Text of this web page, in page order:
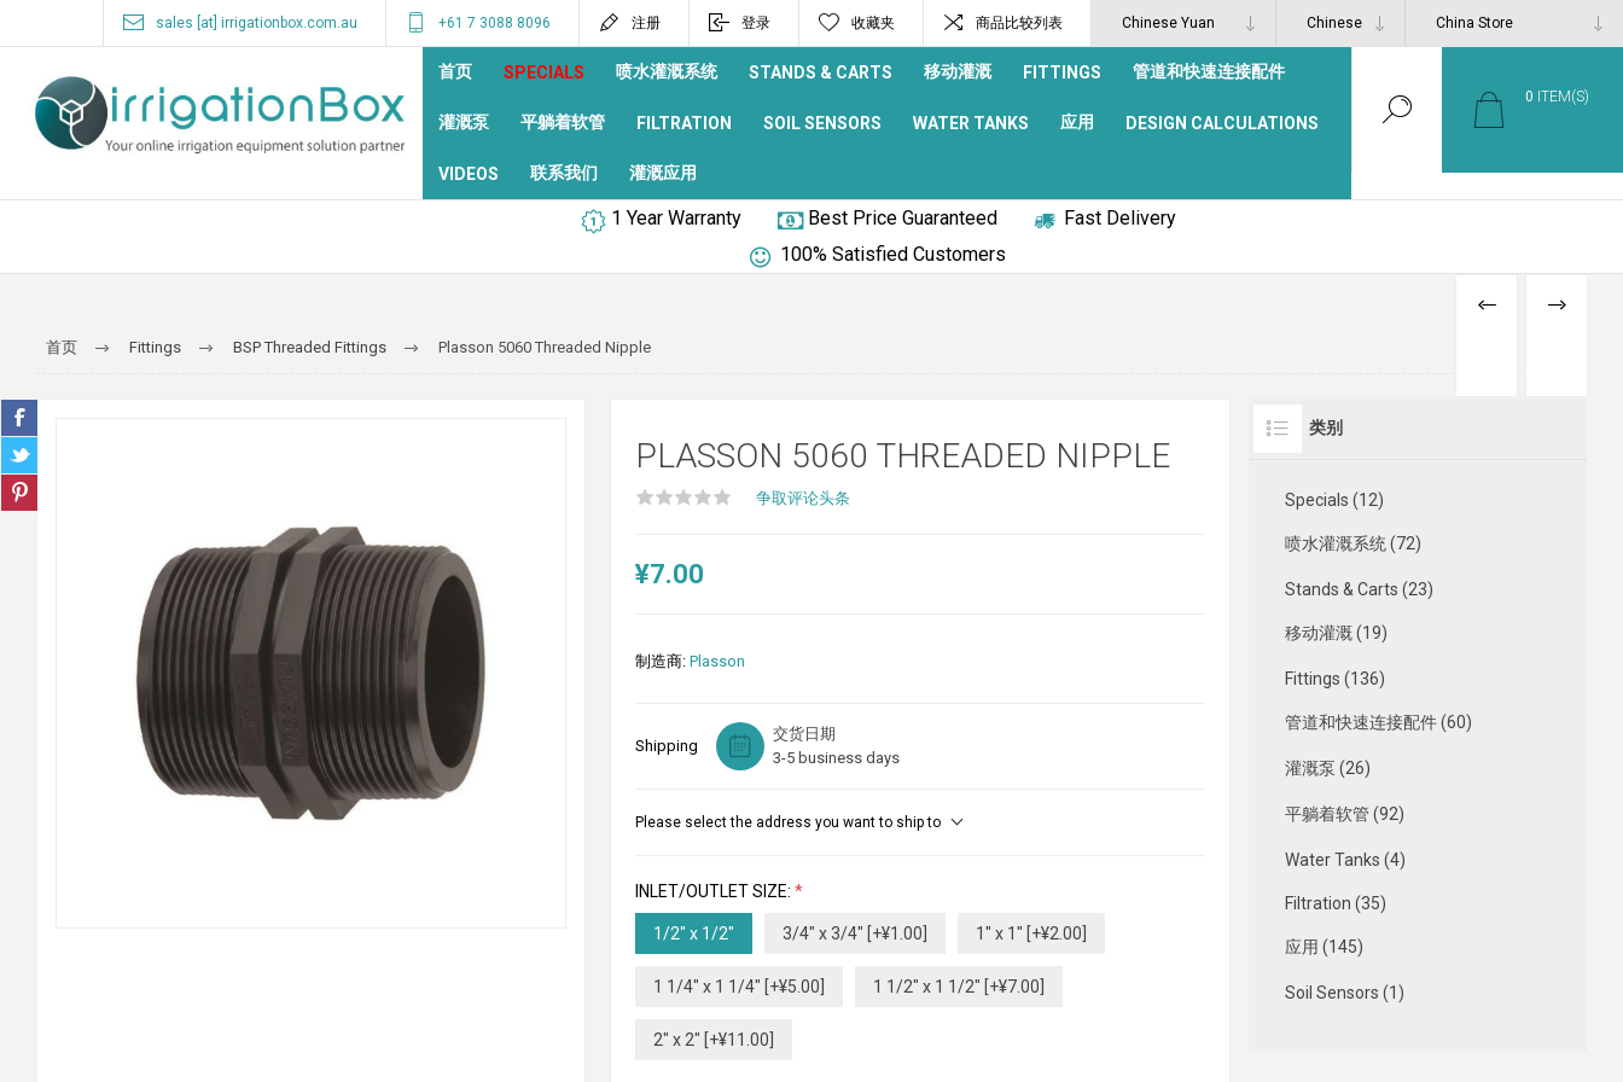
sales [at] irrigationbox.com.au +61 7 3088 8096 注册 登录 收藏夹 商品比较列表
首页 SPECIALS 喷水灌溉系统 STANDS & CARTS 移动灌溉 FITTINGS 管道和快速连接配件
灌溉泵 平躺着软管 FILTRATION SOIL SENSORS WATER TANKS 应用 DESIGN CALCULATIONS
VIDEOS 联系我们 灌溉应用
0 ITEM(S)
1 Year Warranty Best Price Guaranteed
Fast Delivery
100% Satisfied Customers
首页 Fittings BSP Threaded Fittings Plasson 5060 Threaded Nipple
PREVIOUS
NEXT
PLASSON 5060 THREADED NIPPLE
争取评论头条
¥7.00
制造商: Plasson
Shipping
交货日期
3-5 business days
Please select the address you want to ship to
INLET/OUTLET SIZE: *
1/2" x 1/2" 3/4" x 3/4" [+¥1.00] 1" x 1" [+¥2.00]
1 1/4" x 1 1/4" [+¥5.00] 1 1/2" x 1 1/2" [+¥7.00]
2" x 2" [+¥11.00]
类别
Specials (12)
喷水灌溉系统 (72)
Stands & Carts (23)
移动灌溉 (19)
Fittings (136)
管道和快速连接配件 (60)
灌溉泵 (26)
平躺着软管 (92)
Water Tanks (4)
Filtration (35)
应用 (145)
Soil Sensors (1)